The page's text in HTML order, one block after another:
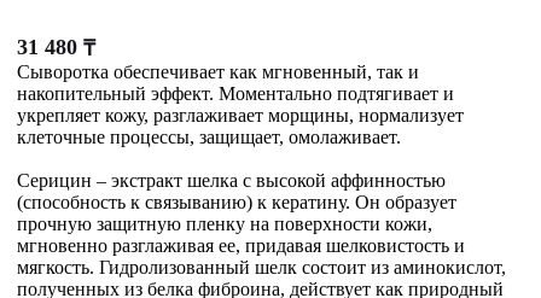
31 480 ₸
Сыворотка обеспечивает как мгновенный, так и
накопительный эффект. Моментально подтягивает и
укрепляет кожу, разглаживает морщины, нормализует
клеточные процессы, защищает, омолаживает.
Серицин – экстракт шелка с высокой аффинностью
(способность к связыванию) к кератину. Он образует
прочную защитную пленку на поверхности кожи,
мгновенно разглаживая ее, придавая шелковистость и
мягкость. Гидролизованный шелк состоит из аминокислот,
полученных из белка фиброина, действует как природный